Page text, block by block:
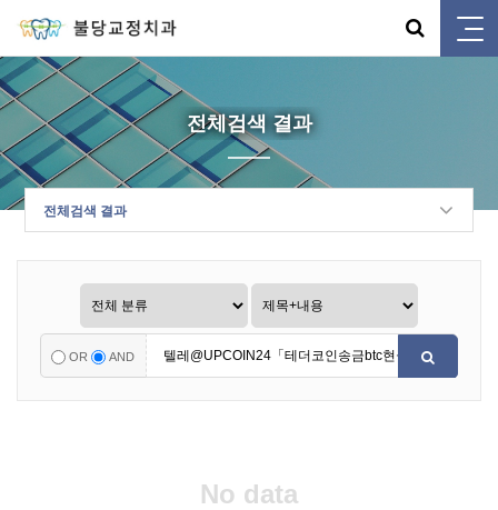
전체검색 결과
전체검색 결과
OR AND
No data